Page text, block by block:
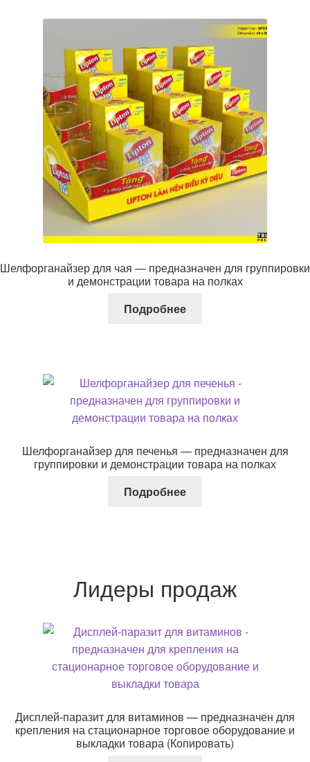
Шелфорганайзер для чая — предназначен для группировки
и демонстрации товара на полках
Подробнее
Шелфорганайзер для печенья — предназначен для
группировки и демонстрации товара на полках
Подробнее
Лидеры продаж
Дисплей-паразит для витаминов — предназначен для
крепления на стационарное торговое оборудование и
выкладки товара (Копировать)